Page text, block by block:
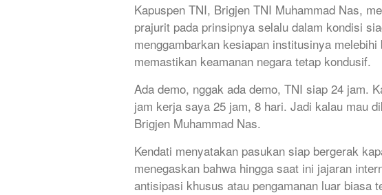
Kapuspen TNI, Brigjen TNI Muhammad Nas,
prajurit pada prinsipnya selalu dalam kondisi
menggambarkan kesiapan institusinya
memastikan keamanan negara tetap kondusif.
Ada demo, nggak ada demo, TNI siap 24 jam.
jam kerja saya 25 jam, 8 hari. Jadi kalau mau
Brigjen Muhammad Nas.
Kendati menyatakan pasukan siap bergerak
menegaskan bahwa hingga saat ini jajaran
antisipasi khusus atau pengamanan luar biasa